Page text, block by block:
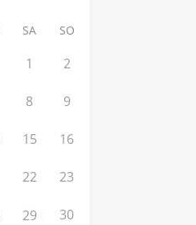
SA SO
1 2
8 9
15 16
22 23
29 30